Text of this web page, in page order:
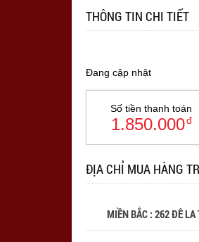
THÔNG TIN CHI TIẾT
Đang cập nhật
Số tiền thanh toán
1.850.000đ
ĐỊA CHỈ MUA HÀNG
MIỀN BẮC : 262 ĐÊ